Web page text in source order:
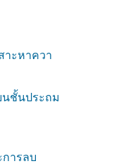
าะหาควา
นชั้นประถม
ารลบ